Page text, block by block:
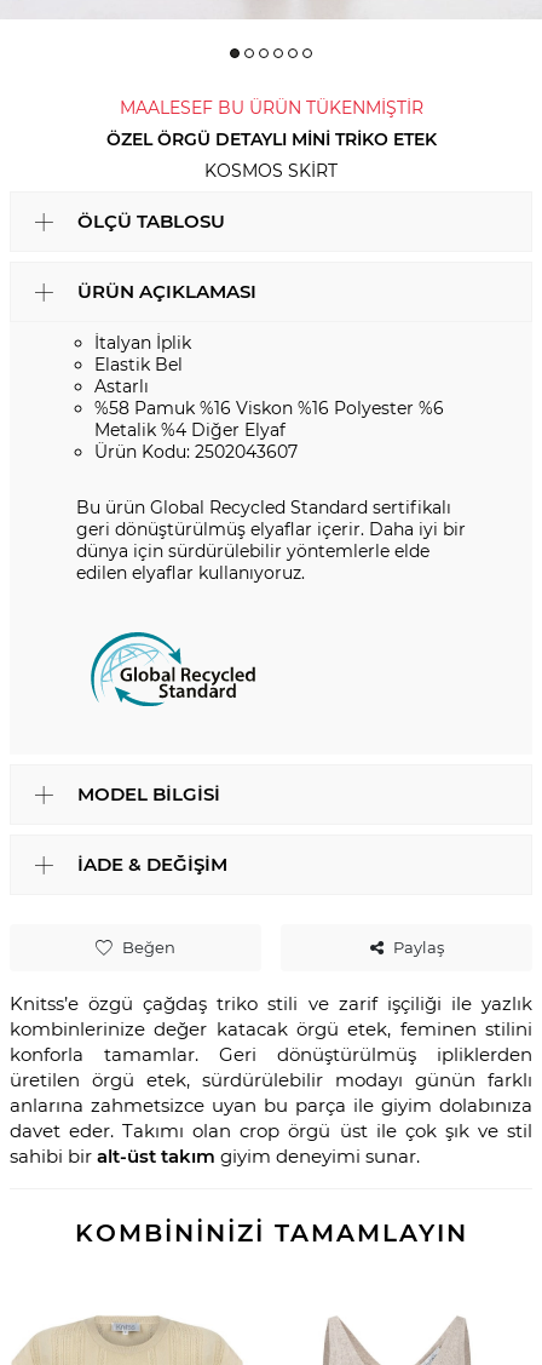
MAALESEF BU ÜRÜN TÜKENMİŞTİR
ÖZEL ÖRGÜ DETAYLI MINI TRIKO ETEK
KOSMOS SKIRT
Beğen Paylaş
Knitss’e özgü çağdaş triko stili ve zarif işçiliği ile yazlık
kombinlerinize değer katacak örgü etek, feminen stilini
konforla tamamlar. Geri dönüştürülmüş ipliklerden
üretilen örgü etek, sürdürülebilir modayı günün farklı
anlarına zahmetsizce uyan bu parça ile giyim dolabınıza
davet eder. Takımı olan crop örgü üst ile çok şık ve stil
sahibi bir alt-üst takım giyim deneyimi sunar.
ÖLÇÜ TABLOSU
ÜRÜN AÇIKLAMASI
İtalyan İplik
Elastik Bel
Astarlı
%58 Pamuk %16 Viskon %16 Polyester %6
Metalik %4 Diğer Elyaf
Ürün Kodu: 2502043607
Bu ürün Global Recycled Standard sertifikalı
geri dönüştürülmüş elyaflar içerir. Daha iyi bir
dünya için sürdürülebilir yöntemlerle elde
edilen elyaflar kullanıyoruz.
MODEL BILGISI
İADE & DEĞIŞIM
KOMBİNİNİZİ TAMAMLAYIN